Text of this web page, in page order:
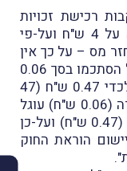
רכישת זכויות
במקרקעין. קרן עודף התשלום עָמדה על 4 ש"ח ועל-פי
מס – על כך אין
חולק. הפרשי ההצמדה על הסכום הנ"ל הסתכמו בסך 0.06
ש"ח (6 אגורות) ואילו הריבית הגיעה לכדי 0.47 ש"ח (47
אגורות). בהתאם לשע"מ, סכום ההצמדה (0.06 ש"ח) עוגל
כלפי מטה לאפס וכך גם סכום הריבית (0.47 ש"ח) ועל-כן
לאחַר יישום הוראת החוק